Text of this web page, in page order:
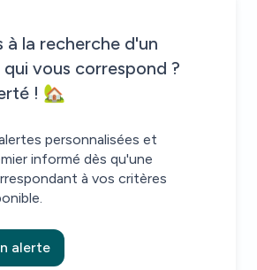
à la recherche d'un
vous correspond ?
! 🏡
personnalisées et
informé dès qu'une
à vos critères
alerte
informé des nouvelles propriétés qui
!